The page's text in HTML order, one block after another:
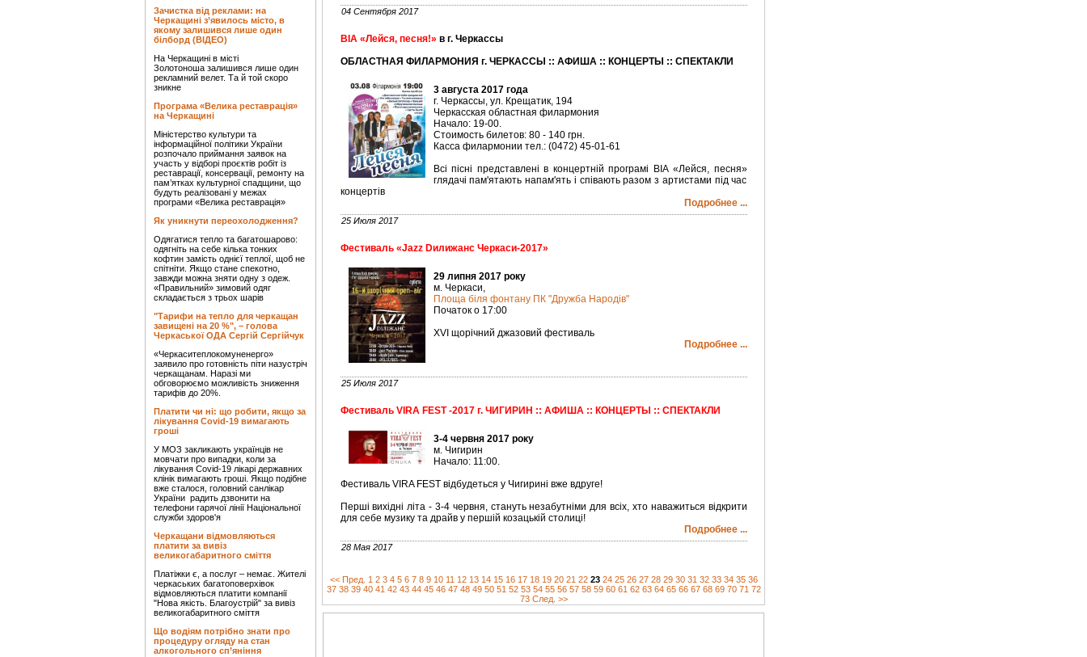
Зачистка від реклами: на
Черкащині з’явилось місто, в
якому залишився лише один
білборд (ВІДЕО)
На Черкащині в місті
Золотоноша залишився лише один
рекламний велет. Та й той скоро
зникне
Програма «Велика реставрація»
на Черкащині
Міністерство культури та
інформаційної політики України
розпочало приймання заявок на
участь у відборі проєктів робіт із
реставрації, консервації, ремонту на
пам’ятках культурної спадщини, що
будуть реалізовані у межах
програми «Велика реставрація»
Як уникнути переохолодження?
Одягатися тепло та багатошарово:
одягніть на себе кілька тонких
кофтин замість однієї теплої, щоб не
спітніти. Якщо стане спекотно,
завжди можна зняти одну з одеж.
«Правильний» зимовий одяг
складається з трьох шарів
"Тарифи на тепло для черкащан
завищені на 20 %", – голова
Черкаської ОДА Сергій Сергійчук
«Черкаситеплокомуненерго»
заявило про готовність піти назустріч
черкащанам. Наразі ми
обговорюємо можливість зниження
тарифів до 20%.
Платити чи ні: що робити, якщо за
лікування Covid-19 вимагають
гроші
У МОЗ закликають українців не
мовчати про випадки, коли за
лікування Covid-19 лікарі державних
клінік вимагають гроші. Якщо подібне
вже сталося, головний санлікар
України радить дзвонити на
телефони гарячої лінії Національної
служби здоров'я
Черкащани відмовляються
платити за вивіз
великогабаритного сміття
Платіжки є, а послуг – немає. Жителі
черкаських багатоповерхівок
відмовляються платити компанії
"Нова якість. Благоустрій" за вивіз
великогабаритного сміття
Що водіям потрібно знати про
процедуру огляду на стан
алкогольного сп’яніння
04 Сентября 2017
ВІА «Лейся, песня!» в г. Черкассы
ОБЛАСТНАЯ ФИЛАРМОНИЯ г. ЧЕРКАССЫ :: АФИША :: КОНЦЕРТЫ :: СПЕКТАКЛИ
3 августа 2017 года
г. Черкассы, ул. Крещатик, 194
Черкасская областная филармония
Начало: 19-00.
Стоимость билетов: 80 - 140 грн.
Касса филармонии тел.: (0472) 45-01-61
Всі пісні представлені в концертній програмі ВІА «Лейся, песня»
глядачі пам'ятають напам'ять і співають разом з артистами під час
концертів
Подробнее ...
25 Июля 2017
Фестиваль «Jazz Dилижанс Черкаси-2017»
29 липня 2017 року
м. Черкаси,
Площа біля фонтану ПК "Дружба Народів"
Початок о 17:00
XVI щорічний джазовий фестиваль
Подробнее ...
25 Июля 2017
Фестиваль VIRA FEST -2017 г. ЧИГИРИН :: АФИША :: КОНЦЕРТЫ :: СПЕКТАКЛИ
3-4 червня 2017 року
м. Чигирин
Начало: 11:00.
Фестиваль VIRA FEST відбудеться у Чигирині вже вдруге!
Перші вихідні літа - 3-4 червня, стануть незабутніми для всіх, хто наважиться відкрити
для себе музику та драйв у першій козацькій столиці!
Подробнее ...
28 Мая 2017
<< Пред. 1 2 3 4 5 6 7 8 9 10 11 12 13 14 15 16 17 18 19 20 21 22 23 24 25 26 27 28 29 30 31 32 33 34 35 36
37 38 39 40 41 42 43 44 45 46 47 48 49 50 51 52 53 54 55 56 57 58 59 60 61 62 63 64 65 66 67 68 69 70 71 72
73 След. >>